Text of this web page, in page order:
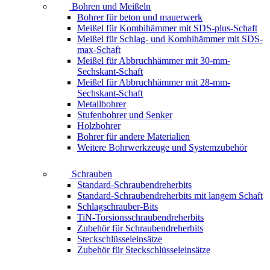
Bohren und Meißeln
Bohrer für beton und mauerwerk
Meißel für Kombihämmer mit SDS-plus-Schaft
Meißel für Schlag- und Kombihämmer mit SDS-
max-Schaft
Meißel für Abbruchhämmer mit 30-mm-
Sechskant-Schaft
Meißel für Abbruchhämmer mit 28-mm-
Sechskant-Schaft
Metallbohrer
Stufenbohrer und Senker
Holzbohrer
Bohrer für andere Materialien
Weitere Bohrwerkzeuge und Systemzubehör
Schrauben
Standard-Schraubendreherbits
Standard-Schraubendreherbits mit langem Schaft
Schlagschrauber-Bits
TiN-Torsionsschraubendreherbits
Zubehör für Schraubendreherbits
Steckschlüsseleinsätze
Zubehör für Steckschlüsseleinsätze